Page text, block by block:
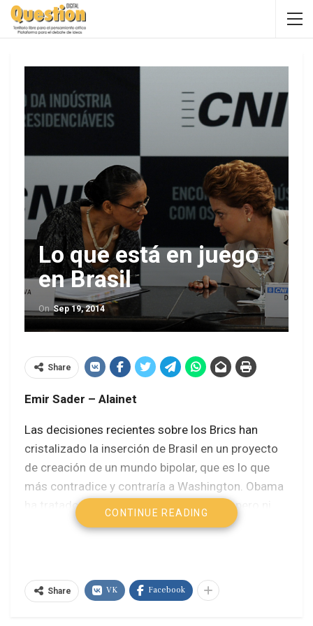
Lo que está en juego
en Brasil
OnSep 19, 2014
Share
Emir Sader – Alainet
Las decisiones recientes sobre los Brics han
cristalizado la inserción de Brasil en un proyecto
de creación de un mundo bipolar, que es lo que
más contradice y contraría a Washington. Obama
ha tratado de minimizar las diferencias, pero ni
siquiera el envio de Joe Biden a Brasil ha logrado
espionaje norteamericano.
CONTINUE READING
Share VK Facebook